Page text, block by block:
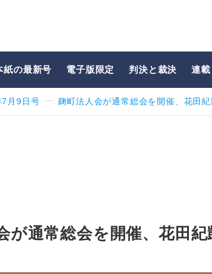
紙の最新号 電子版限定 判決と裁決 連載
月9日号 麹町法人会が通常総会を開催、花田
が通常総会を開催、花田